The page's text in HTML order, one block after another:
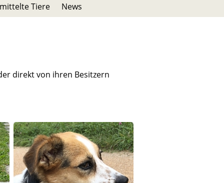
Tiere News
direkt von ihren Besitzern